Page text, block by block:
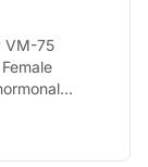
VM-75
vida activo.